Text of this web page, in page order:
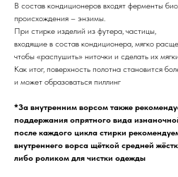
В состав кондиционеров входят ферменты
происхождения – энзимы.
При стирке изделий из футера, частицы,
входящие в состав кондиционера, мягко
чтобы «распушить» ниточки и сделать их
Как итог, поверхность полотна становится
и может образоваться пиллинг
*За внутренним ворсом также
поддержания опрятного вида
после каждого цикла стирки
внутреннего ворса щёткой средней
либо роликом для чистки одежды